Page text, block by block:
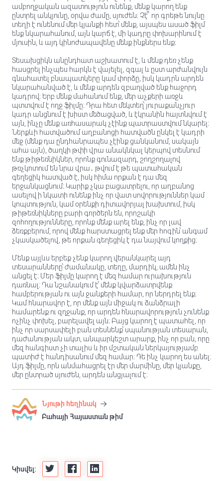
ամբողջական ազատություն ունենք, մենք կարող ենք
ընտրել անկյունը, օրվա ժամը, սյուժեն։ Չէ՞ որ գրեթե նույնը
տեղի է ունենում մեր կյանքի հետ՝ մենք, այսպես ասած ֆիլմ
ենք նկարահանում, այն կարճ է, մի կադրը փոխարինում է
մյուսին, և այդ կինոժապավենը մենք ինքներս ենք։
Տեսախցիկն անընդհատ աշխատում է, և մենք դեռ չենք
հասցրել ինչպես հարկն է վայելել, զգալ և ըստ արժանվույն
գնահատել բնապատկերը կամ փորձը, իսկ կադրն արդեն
նկարահանված է, և մենք արդեն զբաղված ենք հաջորդ
կադրով։ Երբ մենք մահանում ենք, մեր աչքերի առջև
պտտվում է ողջ ֆիլմը։ Դրա հետ մեկտեղ՝ յուրաքանչյուր
կադր անցնում է խիստ մեծացված, և էկրանին հայտնվում է
այն, ինչը մենք առհասարակ չէինք պատրաստվում նկարել։
Ներքևի հատվածում աղբանոցի հատվածն ընկել է կադրի
մեջ (մենք դա ընդհանրապես չէինք ցանկանում, սակայն
ահա այն), ծաղկի թփի վրա անակնկալ կերպով տեսնում
ենք թիթեռնիկներ, որոնք գունազարդ, շողշողալով
թռչկոտում են նրա վրա․ թվում է թե պատահական
գեղեցիկ հատված է, իսկ հիմա որքան է դա մեզ
երջանկացնում։ Կարիք չկա բացատրելու, որ աղբանոց
ասելով ի նկատի ունենք ինչ որ վատ սովորություններ կամ
կոպտություն, կամ օրենքի դիտավորյալ խախտում, իսկ
թիթեռնիկները բարի գործերն են, որոշակի
զոհողությունները, որոնք մենք արել ենք, ինչ որ լավ
ձեռքբերում, որով մենք հարստացրել ենք մեր հոգին՝ անգամ
չկասկածելով, թե որքան գեղեցիկ է դա նայվում կողքից։
Մենք այլևս երբեք չենք կարող վերանկարել այդ
տեսարանները՝ ժամանակը, տեղը, մարդիկ, ամեն ինչ
անցել է։ Մեր ֆիլմը կարող է մեզ համար ուրախություն
դառնալ։ Դա նշանակում է՝ մենք կվարձատրվենք
համբերության ու այն ջանքերի համար, որ ներդրել ենք։
Կամ հնարավոր է, որ մենք այն միջակ ու ձանձրալի
համարենք ու զղջանք, որ արդեն հնարավորություն չունենք
ոչինչ փոխել, բարելավել այն։ Բայց կարող է պատահել, որ
ինչ որ սարսափելի բան տեսնենք՝ սպանության տեսարան,
դաժանության ակտ, անպարկեշտ արարք, ինչ որ բան, որը
մեզ հանգիստ չի տալիս և իր մշտական ներկայությամբ
պատիժ է հանդիսանում մեզ համար։ Դե ինչ կարող ես անել։
Այդ ֆիլմը, որն անմահացրել էր մեր մարմինը, մեր կյանքը,
մեր ընտրած սյուժեն, արդեն անցյալում է։
Նյութի հեղինակ
Բահայի Հայաստան թիմ
Կիսվել: